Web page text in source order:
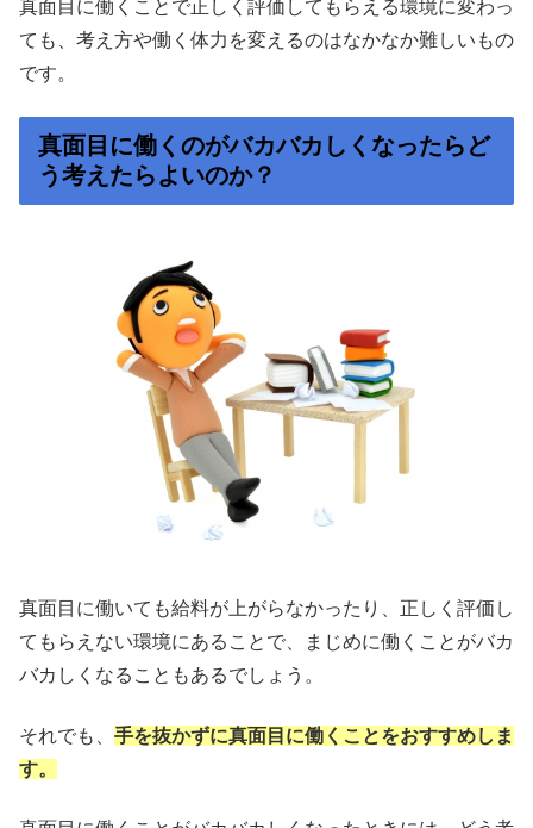
真面目に働くことで正しく評価してもらえる環境に変わっ
ても、考え方や働く体力を変えるのはなかなか難しいもの
です。
真面目に働くのがバカバカしくなったらど
う考えたらよいのか？
真面目に働いても給料が上がらなかったり、正しく評価し
てもらえない環境にあることで、まじめに働くことがバカ
バカしくなることもあるでしょう。
それでも、 手を抜かずに真面目に働くことをおすすめしま
す。